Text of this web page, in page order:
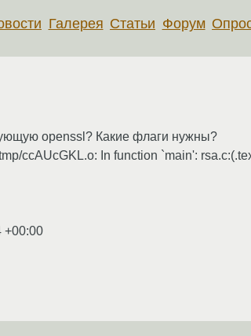
Галерея Статьи Форум
openssl? Какие флаги нужны?
ccAUcGKL.o: In function `main':
+00:00